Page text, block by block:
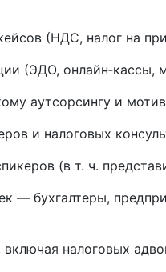
(НДС, налог на
(ЭДО, онлайн‑кассы,
аутсорсингу и
и налоговых
(в т. ч.
— бухгалтеры,
налоговых